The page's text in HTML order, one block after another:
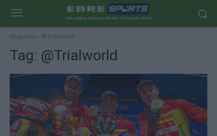
Etiquetes @Trialworld
Tag: @Trialworld